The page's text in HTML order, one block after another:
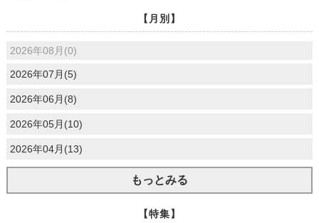
【月別】
2026年08月(0)
2026年07月(5)
2026年06月(8)
2026年05月(10)
2026年04月(13)
もっとみる
【特集】